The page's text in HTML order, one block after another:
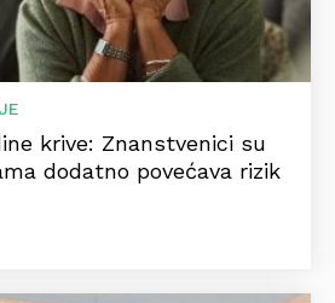
krive: Znanstvenici su
dodatno povećava rizik